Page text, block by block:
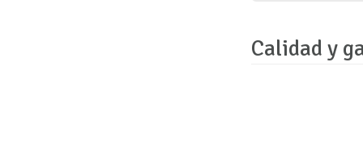
Calidad y